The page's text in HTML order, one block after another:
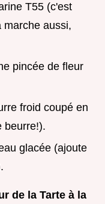
T55 (c'est
marche aussi,
pincée de fleur
froid coupé en
beurre!).
glacée (ajoute
de la Tarte à la